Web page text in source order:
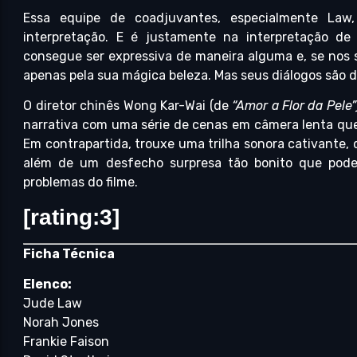
Essa equipe de coadjuvantes, especialmente
interpretação. E é justamente na interpretação
consegue ser expressiva de maneira alguma e, se
apenas pela sua mágica beleza. Mas seus diálogos
O diretor chinês Wong Kar-Wai (de “Amor a Flor da
narrativa com uma série de cenas em câmera lenta
Em contrapartida, trouxe uma trilha sonora cativante,
além de um desfecho surpresa tão bonito que
problemas do filme.
[rating:3]
Ficha Técnica
Elenco:
Jude Law
Norah Jones
Frankie Faison